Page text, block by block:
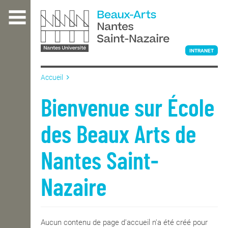
contenu
L'ÉCOLE
ENSEIGNEMENT
INTERNATIONAL
INTRANET
Accueil
Bienvenue sur École
des Beaux Arts de
Nantes Saint-
Nazaire
Aucun contenu de page d'accueil n'a été créé pour